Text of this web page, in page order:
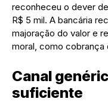
reconheceu o dever
R$ 5 mil. A bancária
majoração do valor e
moral, como cobrança
Canal
suficiente